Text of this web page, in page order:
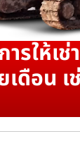
ารให้เ
เดือน